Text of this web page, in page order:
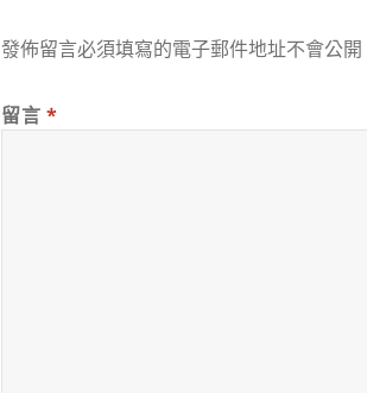
發佈留言必須填寫的電子郵件地址不會公開
留言*